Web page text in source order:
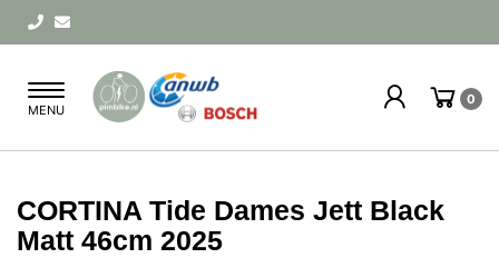
Toggle
navigation
MENU
0
CORTINA Tide Dames Jett Black
Matt 46cm 2025